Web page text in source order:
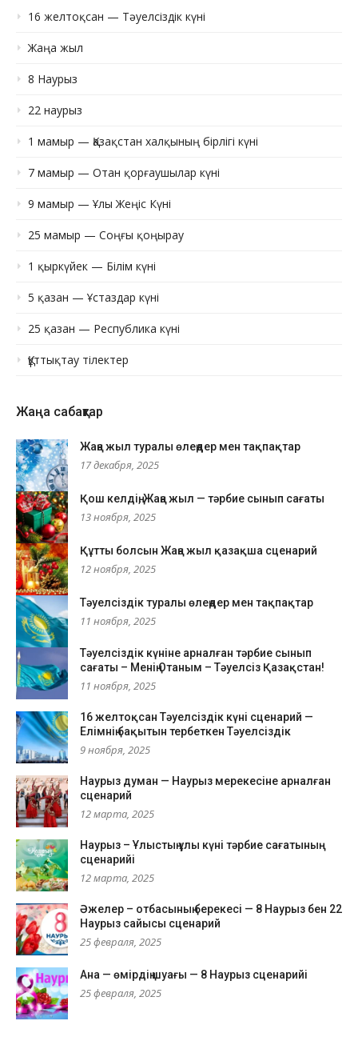
16 желтоқсан — Тәуелсіздік күні
Жаңа жыл
8 Наурыз
22 наурыз
1 мамыр — Қазақстан халқының бірлігі күні
7 мамыр — Отан қорғаушылар күні
9 мамыр — Ұлы Жеңіс Күні
25 мамыр — Соңғы қоңырау
1 қыркүйек — Білім күні
5 қазан — Ұстаздар күні
25 қазан — Республика күні
Құттықтау тілектер
Жаңа сабақтар
Жаңа жыл туралы өлеңдер мен тақпақтар
17 декабря, 2025
Қош келдің, Жаңа жыл — тәрбие сынып сағаты
13 ноября, 2025
Құтты болсын Жаңа жыл қазақша сценарий
12 ноября, 2025
Тәуелсіздік туралы өлеңдер мен тақпақтар
11 ноября, 2025
Тәуелсіздік күніне арналған тәрбие сынып
сағаты – Менің Отаным – Тәуелсіз Қазақстан!
11 ноября, 2025
16 желтоқсан Тәуелсіздік күні сценарий —
Елімнің бақытын тербеткен Тәуелсіздік
9 ноября, 2025
Наурыз думан — Наурыз мерекесіне арналған
сценарий
12 марта, 2025
Наурыз – Ұлыстың ұлы күні тәрбие сағатының
сценарийі
12 марта, 2025
Әжелер – отбасының берекесі — 8 Наурыз бен 22
Наурыз сайысы сценарий
25 февраля, 2025
Ана — өмірдің шуағы — 8 Наурыз сценарийі
25 февраля, 2025